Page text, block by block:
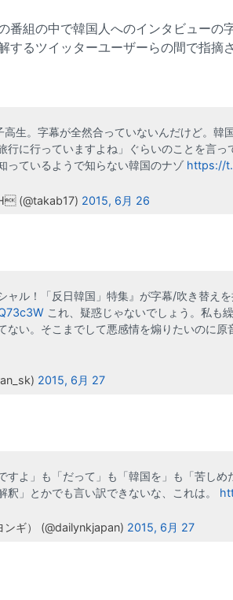
番組の中で韓国人へのインタビューの
するツイッターユーザーらの間で指摘
生。字幕が全然合っていないんだけど。韓
行に行っていますよね」ぐらいのことを
っているようで知らない韓国のナゾ https://
(@takab17) 2015, 6月 26
ャル！「反日韓国」特集』が字幕/吹き替え
これ、疑惑じゃないでしょう。私も
ない。そこまでして悪感情を煽りたいのに原
2015, 6月 27
すよ」も「だって」も「韓国を」も「苦しめ
釈」とかでも言い訳できないな、これは。
ギ） (@dailynkjapan) 2015, 6月 27